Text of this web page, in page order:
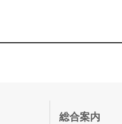
総合案内